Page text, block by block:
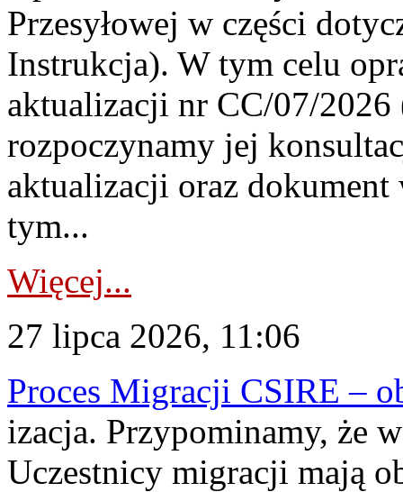
Przesyłowej w części
Instrukcja). W tym celu
aktualizacji nr CC/07/
rozpoczynamy jej
aktualizacji oraz
tym...
Więcej...
27 lipca 2026, 11:06
Proces Migracji CSIRE –
izacja. Przypominamy, że
Uczestnicy migracji mają